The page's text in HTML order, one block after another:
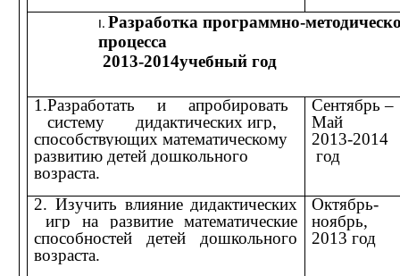
Разработка программно-
процесса
2013-2014учебный год
1.Разработать и апробировать
систему дидактических игр,
способствующих математическому
развитию детей дошкольного
возраста.
Сентябрь –
Май
2013-2014
год
2. Изучить влияние дидактических
игр на развитиематематические
способностей детей дошкольного
возраста.
Октябрь-
ноябрь,
2013 год